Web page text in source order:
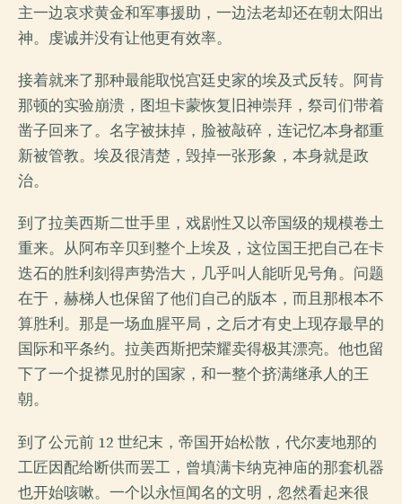
主一边哀求黄金和军事援助，一边法老却还在朝太阳出
神。虔诚并没有让他更有效率。
接着就来了那种最能取悦宫廷史家的埃及式反转。阿肯
那顿的实验崩溃，图坦卡蒙恢复旧神崇拜，祭司们带着
凿子回来了。名字被抹掉，脸被敲碎，连记忆本身都重
新被管教。埃及很清楚，毁掉一张形象，本身就是政
治。
到了拉美西斯二世手里，戏剧性又以帝国级的规模卷土
重来。从阿布辛贝到整个上埃及，这位国王把自己在卡
迭石的胜利刻得声势浩大，几乎叫人能听见号角。问题
在于，赫梯人也保留了他们自己的版本，而且那根本不
算胜利。那是一场血腥平局，之后才有史上现存最早的
国际和平条约。拉美西斯把荣耀卖得极其漂亮。他也留
下了一个捉襟见肘的国家，和一整个挤满继承人的王
朝。
到了公元前 12 世纪末，帝国开始松散，代尔麦地那的
工匠因配给断供而罢工，曾填满卡纳克神庙的那套机器
也开始咳嗽。一个以永恒闻名的文明，忽然看起来很